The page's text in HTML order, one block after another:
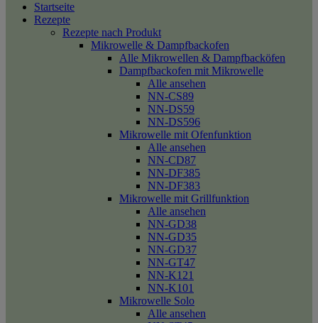
Startseite
Rezepte
Rezepte nach Produkt
Mikrowelle & Dampfbackofen
Alle Mikrowellen & Dampfbacköfen
Dampfbackofen mit Mikrowelle
Alle ansehen
NN-CS89
NN-DS59
NN-DS596
Mikrowelle mit Ofenfunktion
Alle ansehen
NN-CD87
NN-DF385
NN-DF383
Mikrowelle mit Grillfunktion
Alle ansehen
NN-GD38
NN-GD35
NN-GD37
NN-GT47
NN-K121
NN-K101
Mikrowelle Solo
Alle ansehen